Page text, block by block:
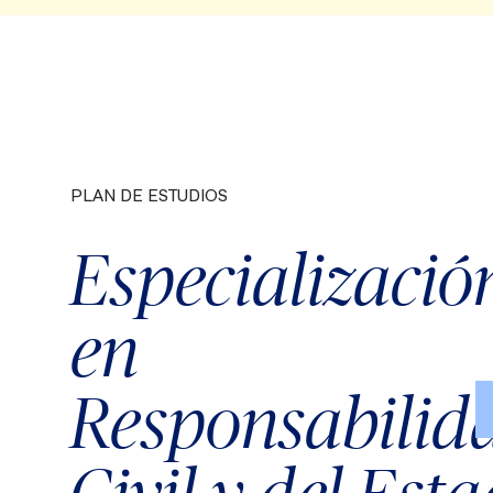
PLAN DE ESTUDIOS
en
Responsabilidad Médica
2
Responsabilidad Ambiental
Responsabilidad Civil en el
Derecho Internacional y
Comparado
2
El Seguro de la Responsabilidad